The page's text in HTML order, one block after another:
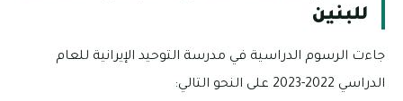
للبنين
جاءت الرسوم الدراسية في مدرسة التوحيد الإيرانية للعام
الدراسي 2022-2023 على النحو التالي: